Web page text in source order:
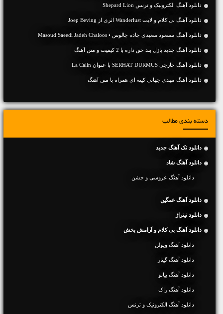
دانلود آهنگ الکترونیک و ترنس Shepard Lion
دانلود آهنگ بی کلام و لایت Wanderlust اثری از Joep Beving
دانلود آهنگ مسعود سعیدی جاده چالوس • Masoud Saeedi Jadeh Chaloos
دانلود آهنگ جديد پازل بند حق داره با 2 کیفیت و متن آهنگ
دانلود آهنگ خارجی SERHAT DURMUS با عنوان La Calin
دانلود آهنگ مهدی جهانی کینه ای همراه با متن آهنگ
دسته بندی مطالب
دانلود تک آهنگ جدید
دانلود آهنگ شاد
دانلود آهنگ عروسی و جشن
دانلود آهنگ غمگین
دانلود تیتراژ
دانلود آهنگ بی کلام و آرامش بخش
دانلود آهنگ ویولن
دانلود آهنگ گیتار
دانلود آهنگ پیانو
دانلود آهنگ راک
دانلود آهنگ الکترونیک و ترنس